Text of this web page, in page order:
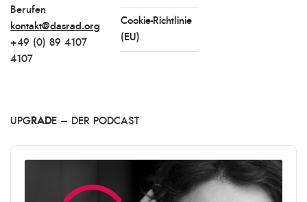
Berufen
kontakt@dasrad.org
+49 (0) 89 4107
4107
Cookie-Richtlinie
(EU)
UPG RADE – DER PODCAST
Audio
Player